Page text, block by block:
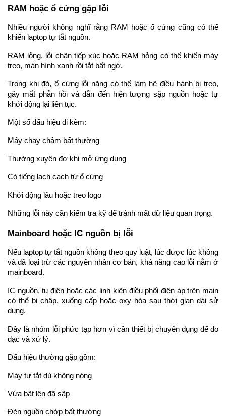
RAM hoặc ổ cứng gặp lỗi
Nhiều người không nghĩ rằng RAM hoặc ổ cứng cũng có thể
khiến laptop tự tắt nguồn.
RAM lỏng, lỗi chân tiếp xúc hoặc RAM hỏng có thể khiến máy
treo, màn hình xanh rồi tắt bất ngờ.
Trong khi đó, ổ cứng lỗi nặng có thể làm hệ điều hành bị treo,
gây mất phản hồi và dẫn đến hiện tượng sập nguồn hoặc tự
khởi động lại liên tục.
Một số dấu hiệu đi kèm:
Máy chạy chậm bất thường
Thường xuyên đơ khi mở ứng dụng
Có tiếng lạch cạch từ ổ cứng
Khởi động lâu hoặc treo logo
Những lỗi này cần kiểm tra kỹ để tránh mất dữ liệu quan trọng.
Mainboard hoặc IC nguồn bị lỗi
Nếu laptop tự tắt nguồn không theo quy luật, lúc được lúc không
và đã loại trừ các nguyên nhân cơ bản, khả năng cao lỗi nằm ở
mainboard.
IC nguồn, tụ điện hoặc các linh kiện điều phối điện áp trên main
có thể bị chập, xuống cấp hoặc oxy hóa sau thời gian dài sử
dụng.
Đây là nhóm lỗi phức tạp hơn vì cần thiết bị chuyên dụng để đo
đạc và xử lý.
Dấu hiệu thường gặp gồm:
Máy tự tắt dù không nóng
Vừa bật lên đã sập
Đèn nguồn chớp bất thường